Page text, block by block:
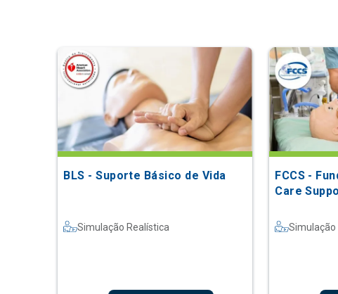
BLS - Suporte Básico de Vida
Simulação Realística
FCCS -
Care
Simulação